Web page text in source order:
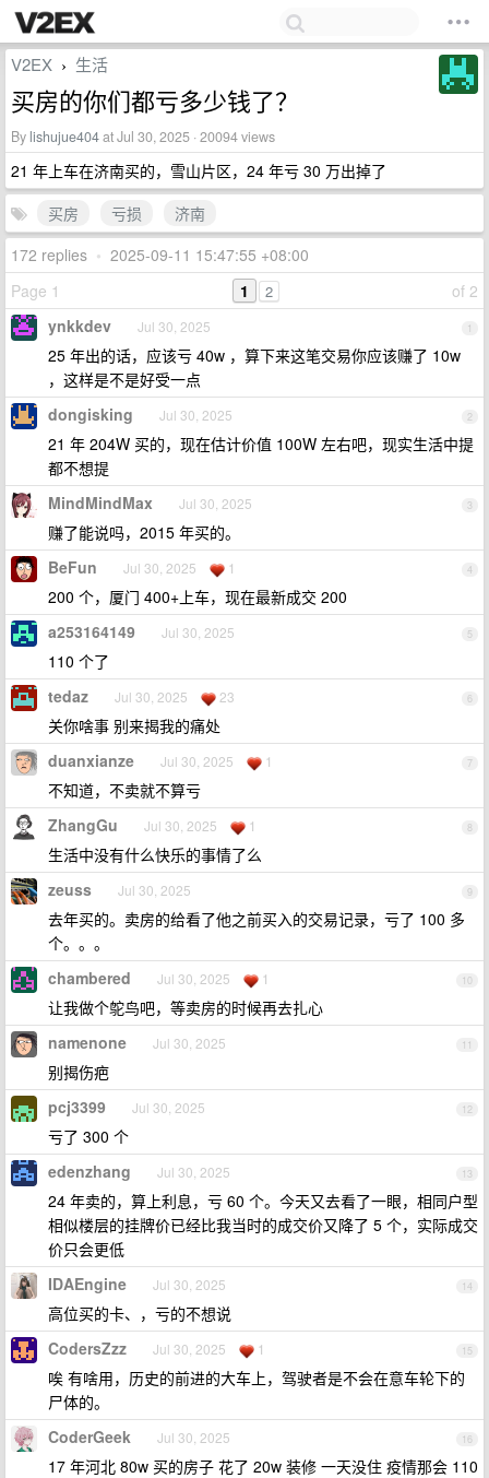
V2EX › 生活
买房的你们都亏多少钱了？
By lishujue404at Jul 30, 2025 · 20094 views
21 年上车在济南买的，雪山片区，24 年亏 30 万出掉了
买房
亏损
济南
172 replies • 2025-09-11 15:47:55 +08:00
Page 1
of 2
1 2
1
ynkkdev Jul 30, 2025
25 年出的话，应该亏 40w ，算下来这笔交易你应该赚了 10w
，这样是不是好受一点
2
dongisking Jul 30, 2025
21 年 204W 买的，现在估计价值 100W 左右吧，现实生活中提
都不想提
3
MindMindMax Jul 30, 2025
赚了能说吗，2015 年买的。
4
BeFun Jul 30, 2025 1
200 个，厦门 400+上车，现在最新成交 200
5
a253164149 Jul 30, 2025
110 个了
6
tedaz Jul 30, 2025 23
关你啥事 别来揭我的痛处
7
duanxianze Jul 30, 2025 1
不知道，不卖就不算亏
8
ZhangGu Jul 30, 2025 1
生活中没有什么快乐的事情了么
9
zeuss Jul 30, 2025
去年买的。卖房的给看了他之前买入的交易记录，亏了 100 多
个。。。
10
chambered Jul 30, 2025 1
让我做个鸵鸟吧，等卖房的时候再去扎心
11
namenone Jul 30, 2025
别揭伤疤
12
pcj3399 Jul 30, 2025
亏了 300 个
13
edenzhang Jul 30, 2025
24 年卖的，算上利息，亏 60 个。今天又去看了一眼，相同户型
相似楼层的挂牌价已经比我当时的成交价又降了 5 个，实际成交
价只会更低
14
IDAEngine Jul 30, 2025
高位买的卡、，亏的不想说
15
CodersZzz Jul 30, 2025 1
唉 有啥用，历史的前进的大车上，驾驶者是不会在意车轮下的
尸体的。
16
CoderGeek Jul 30, 2025
17 年河北 80w 买的房子 花了 20w 装修 一天没住 疫情那会 110